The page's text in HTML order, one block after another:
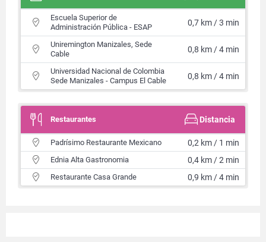
Escuela Superior de
Administración Pública - ESAP
0,7 km / 3 min
Uniremington Manizales, Sede
Cable
0,8 km / 4 min
Universidad Nacional de Colombia
Sede Manizales - Campus El Cable
0,8 km / 4 min
Restaurantes Distancia
Padrísimo Restaurante Mexicano 0,2 km / 1 min
Ednia Alta Gastronomia 0,4 km / 2 min
Restaurante Casa Grande 0,9 km / 4 min